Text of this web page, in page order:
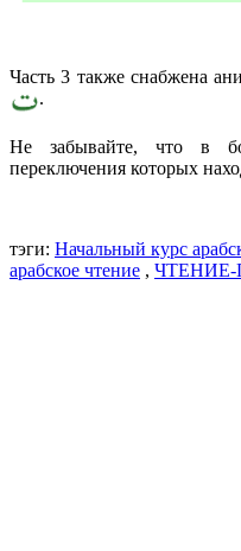
Часть 3 также снабжена
.
Не забывайте, что в
переключения которых
тэги: Начальный курс
арабское чтение ,